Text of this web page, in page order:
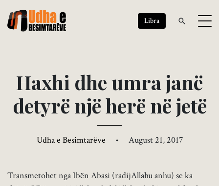
Libra
Haxhi dheumrajanë
detyrë njëherë nëjetë
Udha e Besimtarëve • August 21, 2017
Transmetohet nga Ibën Abasi (radijAllahu anhu) se ka